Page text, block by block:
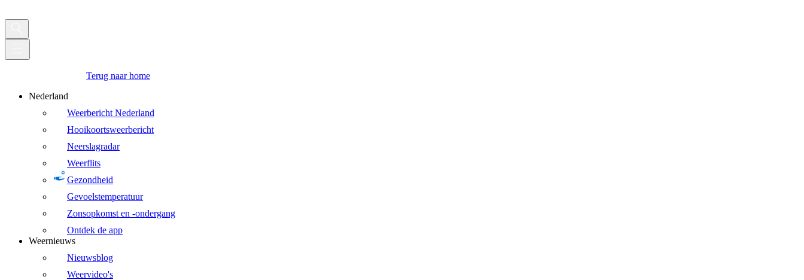
Terug naar home
Nederland
Weerbericht Nederland
Hooikoortsweerbericht
Neerslagradar
Weerflits
Gezondheid
Gevoelstemperatuur
Zonsopkomst en -ondergang
Ontdek de app
Weernieuws
Nieuwsblog
Weervideo's